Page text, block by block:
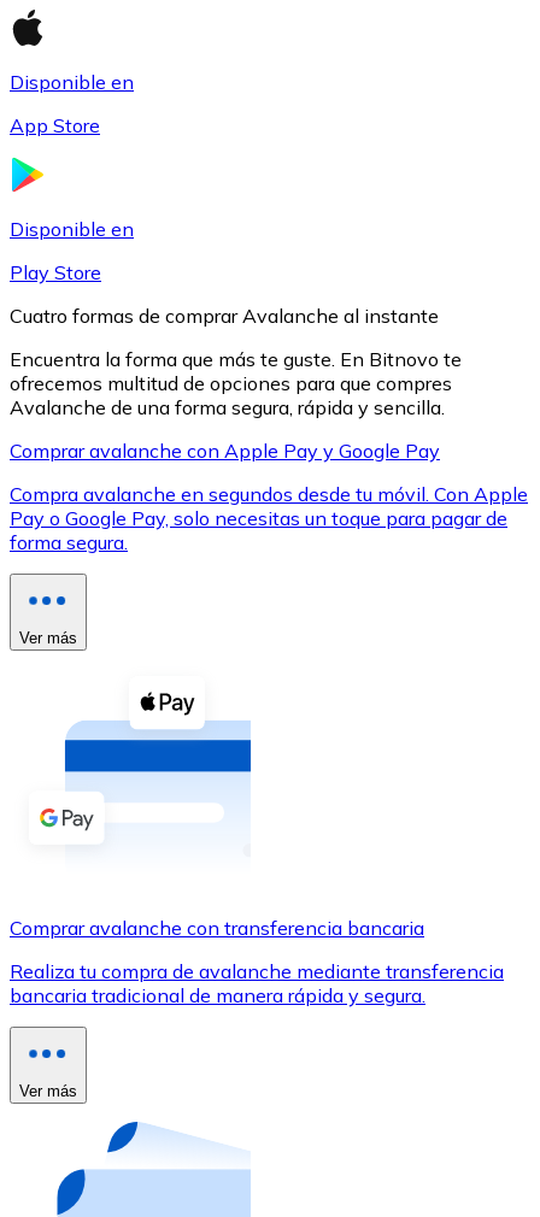
Litecoin
LTC
Ver todo
Compra criptomonedas con efectivo en tu tienda más
Comprar con efectivo
Transferencia SEPA
Añade fondos a tu cuenta Bitnovo o realiza compras
Comprar con Transferencia
Utiliza tarjetas Visa y Mastercard para comprar
Comprar con tarjeta
Tienda - Tarjetas regalo
Nuevo
Compra tarjetas regalo de tus marcas favoritas con
Ir a la tienda de tarjetas regalo
Disponible en
App Store
Disponible en
Play Store
Cuatro formas de comprar Avalanche al instante
Encuentra la forma que más te guste. En Bitnovo te
ofrecemos multitud de opciones para que compres
Avalanche de una forma segura, rápida y sencilla.
Comprar avalanche con Apple Pay y Google Pay
Compra avalanche en segundos desde tu móvil. Con Apple
Pay o Google Pay, solo necesitas un toque para pagar de
forma segura.
Ver más
Comprar avalanche con transferencia bancaria
Realiza tu compra de avalanche mediante transferencia
bancaria tradicional de manera rápida y segura.
Ver más